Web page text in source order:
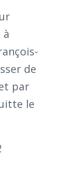
de
par
le